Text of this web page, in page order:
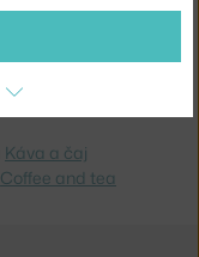
Káva a čaj
Coffee and tea